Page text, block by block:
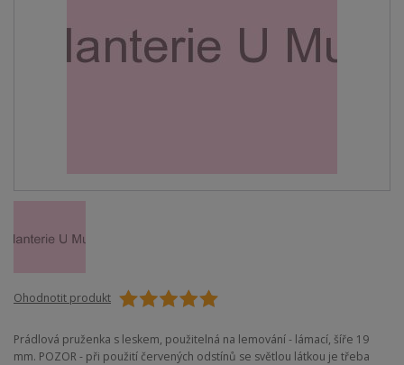
Ohodnotit produkt
Prádlová pruženka s leskem, použitelná na lemování - lámací, šíře 19
mm. POZOR - při použití červených odstínů se světlou látkou je třeba